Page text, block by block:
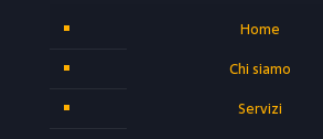
Home
Chi siamo
Servizi